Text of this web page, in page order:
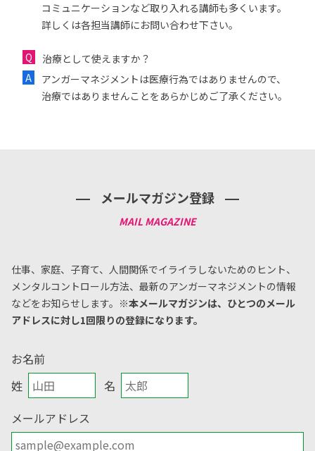
コミュニケーションなど取り入れる講師も多くいます。
詳しくは各担当講師にお問い合わせ下さい。
治療として使えますか？
アンガーマネジメントは医療行為ではありませんので、
治療ではありませんことをあらかじめご了承ください。
メールマガジン登録
仕事、家庭、子育て、人間関係でイライラしないためのヒント、
メンタルコントロール方法、 最新のアンガーマネジメントの情報
などをお知らせします。 ※本メールマガジンは、ひとつのメール
アドレスに対し1回限りの登録になります。
お名前
姓
名
メールアドレス